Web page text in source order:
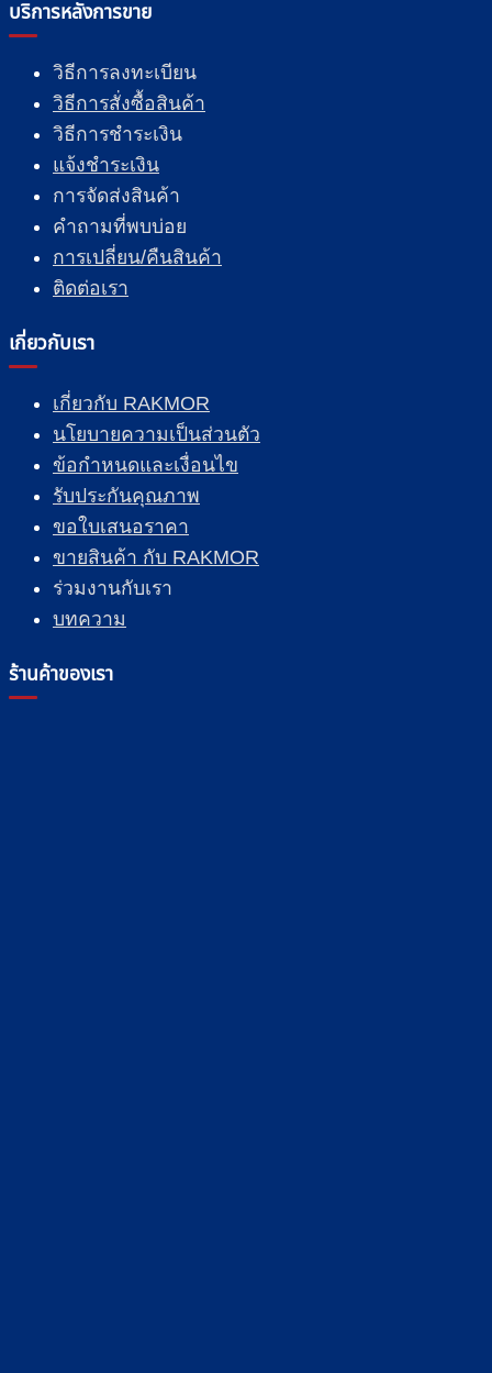
บริการหลังการขาย
วิธีการลงทะเบียน
วิธีการสั่งซื้อสินค้า
วิธีการชำระเงิน
แจ้งชำระเงิน
การจัดส่งสินค้า
คำถามที่พบบ่อย
การเปลี่ยน/คืนสินค้า
ติดต่อเรา
เกี่ยวกับเรา
เกี่ยวกับ RAKMOR
นโยบายความเป็นส่วนตัว
ข้อกำหนดและเงื่อนไข
รับประกันคุณภาพ
ขอใบเสนอราคา
ขายสินค้า กับ RAKMOR
ร่วมงานกับเรา
บทความ
ร้านค้าของเรา